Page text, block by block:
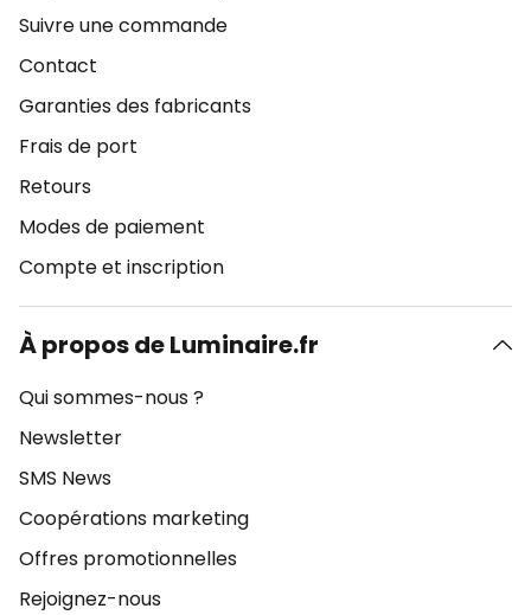
Suivre une commande
Contact
Garanties des fabricants
Frais de port
Retours
Modes de paiement
Compte et inscription
À propos de Luminaire.fr
Qui sommes-nous ?
Newsletter
SMS News
Coopérations marketing
Offres promotionnelles
Rejoignez-nous